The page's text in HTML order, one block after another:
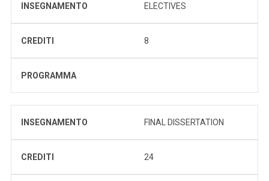
INSEGNAMENTO ELECTIVES
CREDITI 8
PROGRAMMA
INSEGNAMENTO FINAL DISSERTATION
CREDITI 24